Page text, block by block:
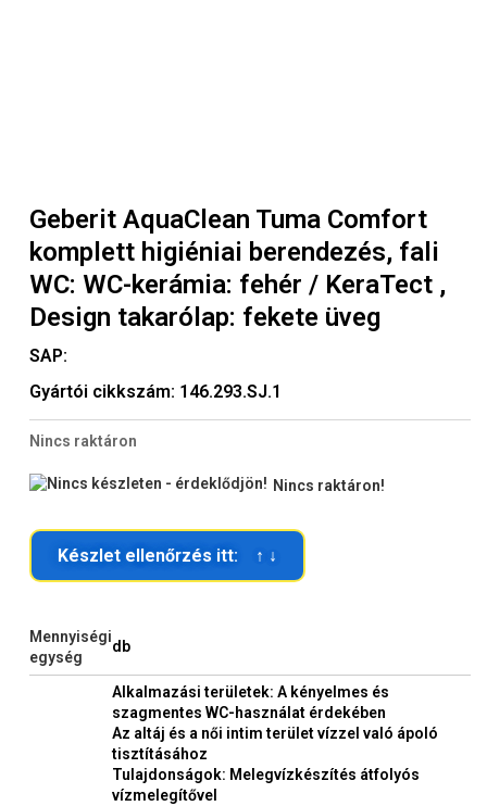
Geberit AquaClean Tuma Comfort
komplett higiéniai berendezés, fali
WC: WC-kerámia: fehér / KeraTect ,
Design takarólap: fekete üveg
SAP:
Gyártói cikkszám: 146.293.SJ.1
Nincs raktáron
Nincs raktáron!
Készlet ellenőrzés itt: ↑ ↓
Mennyiségi
egység
db
Alkalmazási területek: A kényelmes és
szagmentes WC-használat érdekében
Az altáj és a női intim terület vízzel való ápoló
tisztításához
Tulajdonságok: Melegvízkészítés átfolyós
vízmelegítővel